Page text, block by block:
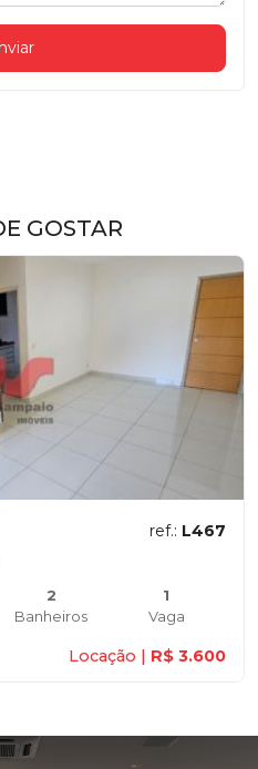
GOSTAR
ref.: L467
2
Banheiros
1
Vaga
Locação | R$ 3.600